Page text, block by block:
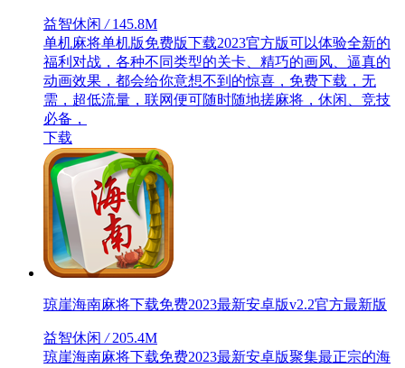
益智休闲 /145.8M
单机麻将单机版免费版下载2023官方版可以体验全新的
福利对战，各种不同类型的关卡、精巧的画风、逼真的
动画效果，都会给你意想不到的惊喜，免费下载，无
需，超低流量，联网便可随时随地搓麻将，休闲、竞技
必备，
下载
琼崖海南麻将下载免费2023最新安卓版v2.2官方最新版
益智休闲 /205.4M
琼崖海南麻将下载免费2023最新安卓版聚集最正宗的海